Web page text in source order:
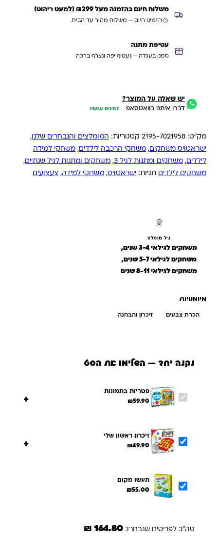
משלוח חינם בהזמנה מעל ₪299 (למעט ריהוט)
הזמינו היום — משלוח מהיר עד הבית
עטיפת מתנה
סמנו בעגלה — נעטוף יפה ונצרף ברכה
יש שאלה על המוצר?
דברו איתנו בוואטסאפ זמינים עכשיו
מק"ט: 2195-7021958 קטגוריות: המומלצים והנבחרים שלנו ,
ישראטויס משחקים, משחקי הרכבה לילדים, משחקי למידה
לילדים, משחקים ומתנות לגיל 3 , משחקים ומתנות לגיל שנתיים,
משחקים לילדים תגיות: ישראטויס, משחקי למידה, צעצועים
גיל מומלץ
משחקים לגילאי 3-4 שנים,
משחקים לגילאי 5-7 שנים,
משחקים לגילאי 8-11 שנים
מיומנויות
הכרת צבעים זיכרון והבחנה
נקנה יחד — השלימו את הסט
פטריות בתמונות
₪59.90
+
זיכרון ראשון שלי
₪49.90
+
תעשו מקום
₪55.00
סה"כ לפריטים שנבחרו: 164.80 ₪